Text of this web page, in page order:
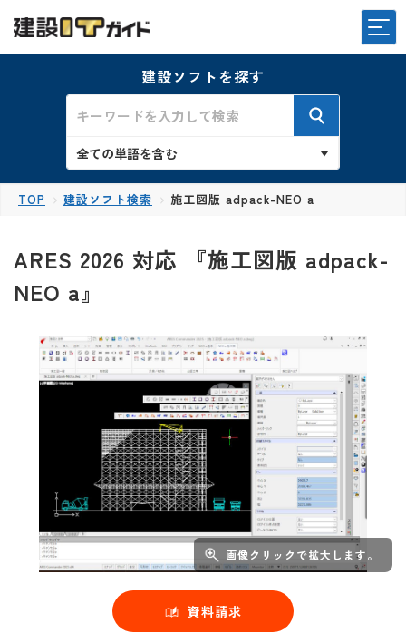
建設ソフトを探す
TOP 建設ソフト検索 施工図版 adpack-NEO a
ARES 2026 対応 『施工図版 adpack-
NEO a』
画像クリックで拡大します。
資料請求